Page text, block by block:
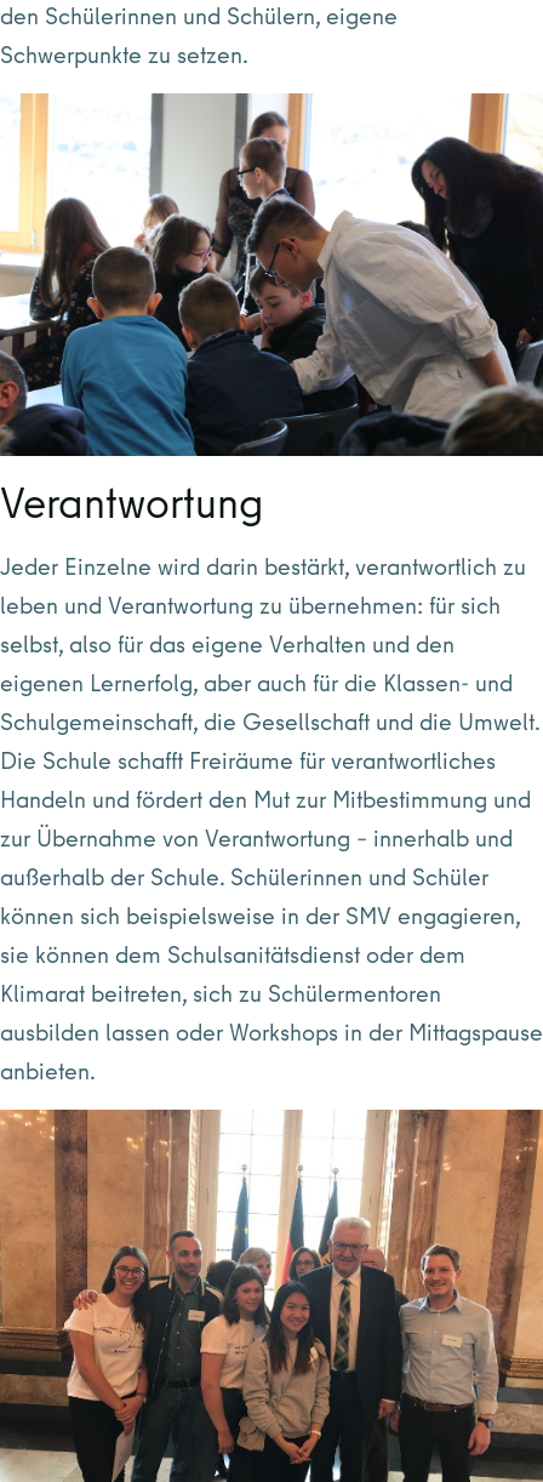
den Schülerinnen und Schülern, eigene
Schwerpunkte zu setzen.
Verantwortung
Jeder Einzelne wird darin bestärkt, verantwortlich zu
leben und Verantwortung zu übernehmen: für sich
selbst, also für das eigene Verhalten und den
eigenen Lernerfolg, aber auch für die Klassen- und
Schulgemeinschaft, die Gesellschaft und die Umwelt.
Die Schule schafft Freiräume für verantwortliches
Handeln und fördert den Mut zur Mitbestimmung und
zur Übernahme von Verantwortung – innerhalb und
außerhalb der Schule. Schülerinnen und Schüler
können sich beispielsweise in der SMV engagieren,
sie können dem Schulsanitätsdienst oder dem
Klimarat beitreten, sich zu Schülermentoren
ausbilden lassen oder Workshops in der Mittagspause
anbieten.